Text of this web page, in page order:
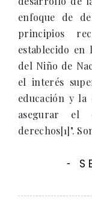
enfoque de
principios
establecido en
del Niño de
el interés
educación y la
asegurar el
derechos[1]".
-